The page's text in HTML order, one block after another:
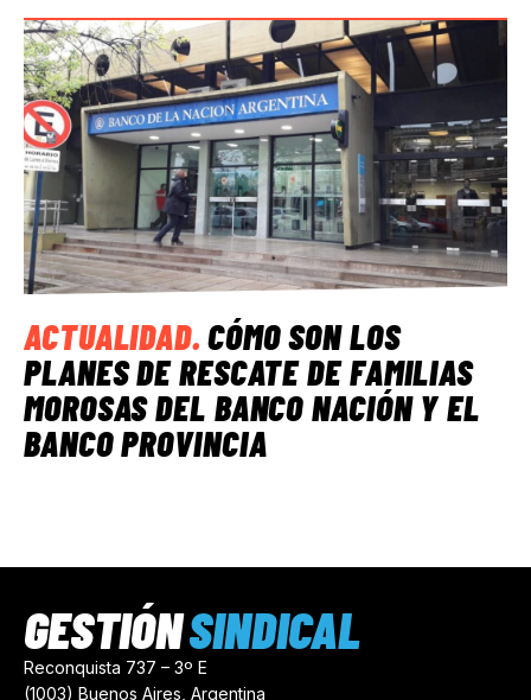
ACTUALIDAD.CÓMO SON LOS
PLANES DE RESCATE DE FAMILIAS
MOROSAS DEL BANCO NACIÓN Y EL
BANCO PROVINCIA
Reconquista 737 – 3º E
(1003) Buenos Aires, Argentina
GESTIÓNSINDICAL